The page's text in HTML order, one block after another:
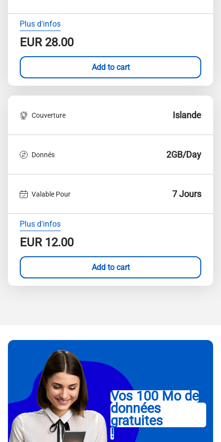
Plus d'infos
EUR28.00
Add to cart
Couverture Islande
Donnés 2GB/Day
Valable Pour 7 Jours
Plus d'infos
EUR12.00
Add to cart
Vos 100 Mo de
données
gratuites
!